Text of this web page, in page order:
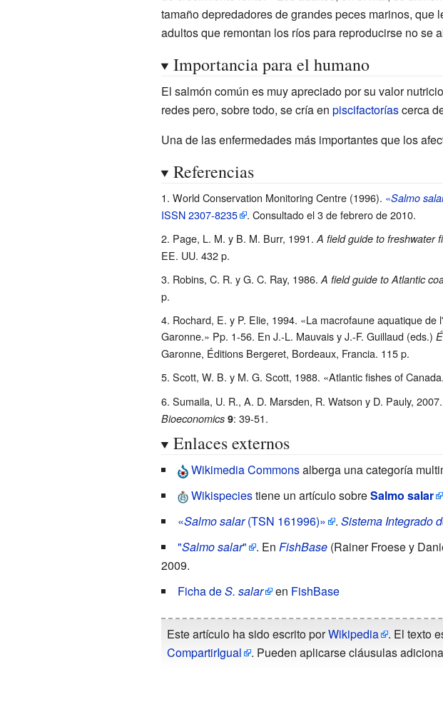
tamaño depredadores de grandes peces marinos,
adultos que remontan los ríos para reproducirse no se
Importancia para el humano
El salmón común es muy apreciado por su valor
redes pero, sobre todo, se cría en piscifactoríascerca
Una de las enfermedades más importantes que los
Referencias
World Conservation Monitoring Centre (1996). «Salmo
ISSN 2307-8235 . Consultado el 3 de febrero de 2010.
Page, L. M. y B. M. Burr, 1991. A field guide to freshwater
EE. UU. 432 p.
Robins, C. R. y G. C. Ray, 1986. A field guide to Atlantic
p.
Rochard, E. y P. Elie, 1994. «La macrofaune aquatique
Garonne.» Pp. 1-56. En J.-L. Mauvais y J.-F. Guillaud (eds.)
Garonne, Éditions Bergeret, Bordeaux, Francia. 115 p.
Scott, W. B. y M. G. Scott, 1988. «Atlantic fishes of
Sumaila, U. R., A. D. Marsden, R. Watson y D. Pauly,
Bioeconomics 9: 39-51.
Enlaces externos
Wikimedia Commonsalberga una categoría
Wikispeciestiene un artículo sobreSalmo salar
«Salmo salar(TSN 161996)» . Sistema Integrado
"Salmo salar" . En FishBase(Rainer Froese y
2009.
Ficha deS. salar en FishBase
Este artículo ha sido escrito porWikipedia . El texto
CompartirIgual . Pueden aplicarse cláusulas